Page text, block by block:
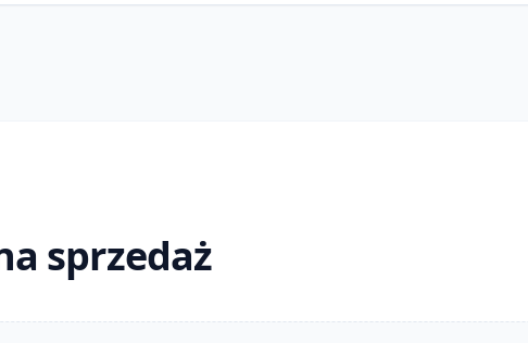
sprzedaż